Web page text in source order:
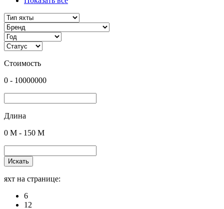
Стоимость
0 - 10000000
Длина
0 M - 150 M
Искать
яхт на странице:
6
12